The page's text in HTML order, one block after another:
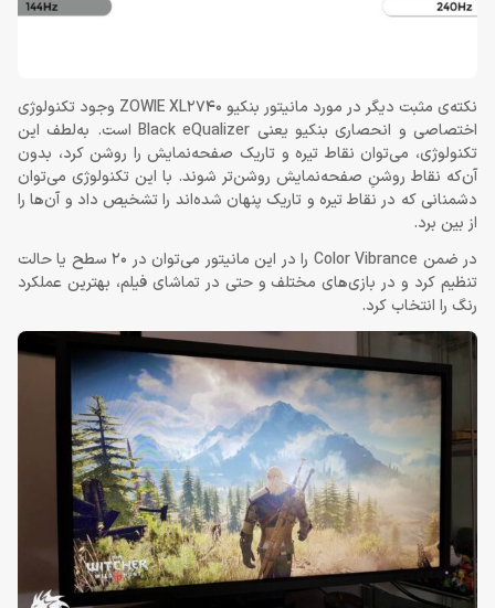
نکته‌ی مثبت دیگر در مورد مانیتور بنکیو ZOWIE XL2740 وجود تکنولوژی
اختصاصی و انحصاری بنکیو یعنی Black eQualizer است. به‌لطف این
تکنولوژی، می‌توان نقاط تیره و تاریک صفحه‌نمایش را روشن کرد، بدون
آن‌که نقاط روشنِ صفحه‌نمایش روشن‌تر شوند. با این تکنولوژی می‌توان
دشمنانی که در نقاط تیره و تاریک پنهان شده‌اند را تشخیص داد و آن‌ها را
از بین برد.
در ضمن Color Vibrance را در این مانیتور می‌توان در 20 سطح یا حالت
تنظیم کرد و در بازی‌های مختلف و حتی در تماشای فیلم، بهترین عملکرد
رنگ را انتخاب کرد.